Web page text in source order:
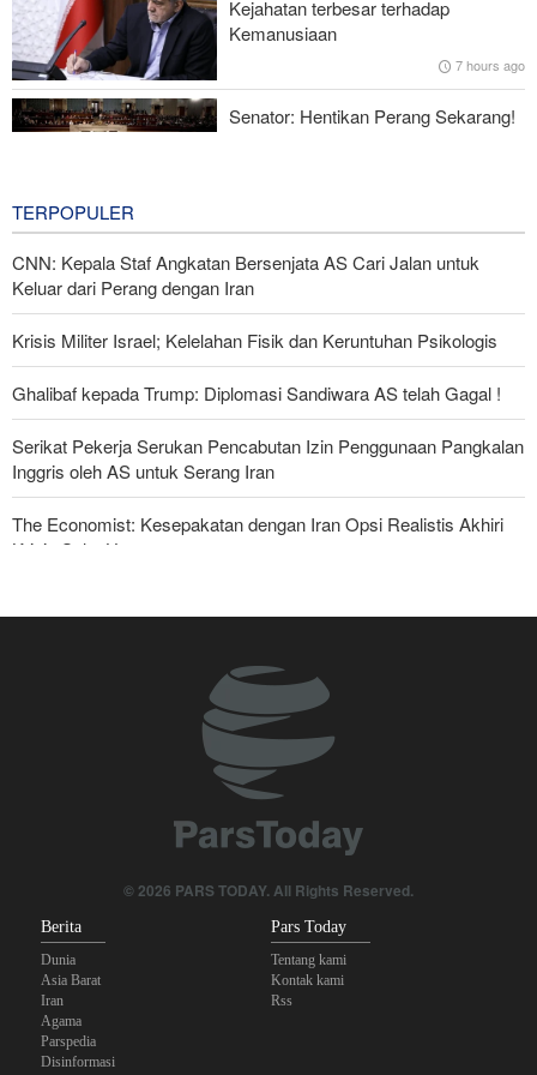
Opini Publik
Menhan Pakistan: Persatuan Negara-negara Islam dalam
Melawan Zionis Urgen
Kejahatan terbesar terhadap
Kemanusiaan
7 hours ago
Senator: Hentikan Perang Sekarang!
TERPOPULER
CNN: Kepala Staf Angkatan Bersenjata AS Cari Jalan untuk
Keluar dari Perang dengan Iran
Krisis Militer Israel; Kelelahan Fisik dan Keruntuhan Psikologis
Ghalibaf kepada Trump: Diplomasi Sandiwara AS telah Gagal !
Serikat Pekerja Serukan Pencabutan Izin Penggunaan Pangkalan
Inggris oleh AS untuk Serang Iran
The Economist: Kesepakatan dengan Iran Opsi Realistis Akhiri
Krisis Selat Hormuz
Foreign Affairs: AS Harus Tinggalkan Asia Barat
Mengapa Lobi Zionis di Amerika Tidak Lagi Seefektif Dulu?
Anggota Kongres AS Khawatirkan Dampak Menipisnya Rudal
Sanders: Trump Berbahaya Seret AS dalam Perang yang
Menghancurkan© 2026 PARS TODAY. All Rights Reserved.
Berita
Dunia
Asia Barat
Iran
Agama
Parspedia
Disinformasi
Pars Today
Tentang kami
Kontak kami
Rss